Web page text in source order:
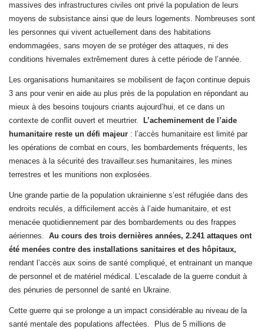
massives des infrastructures civiles ont privé la population de leurs
moyens de subsistance ainsi que de leurs logements. Nombreuses sont
les personnes qui vivent actuellement dans des habitations
endommagées, sans moyen de se protéger des attaques, ni des
conditions hivernales extrêmement dures à cette période de l’année.
Les organisations humanitaires se mobilisent de façon continue depuis
3 ans pour venir en aide au plus près de la population en répondant au
mieux à des besoins toujours criants aujourd’hui, et ce dans un
contexte de conflit ouvert et meurtrier.
L’acheminement de l’aide
humanitaire reste un défi majeur : l’accès humanitaire est limité par
les opérations de combat en cours, les bombardements fréquents, les
menaces à la sécurité des travailleur.ses humanitaires, les mines
terrestres et les munitions non explosées.
Une grande partie de la population ukrainienne s’est réfugiée dans des
endroits reculés, a difficilement accès à l’aide humanitaire, et est
menacée quotidiennement par des bombardements ou des frappes
aériennes. Au cours des trois dernières années, 2.241 attaques ont
été menées contre des installations sanitaires et des hôpitaux,
rendant l’accès aux soins de santé compliqué, et entrainant un manque
de personnel et de matériel médical. L’escalade de la guerre conduit à
des pénuries de personnel de santé en Ukraine.
Cette guerre qui se prolonge a un impact considérable au niveau de la
santé mentale des populations affectées. Plus de 5 millions de